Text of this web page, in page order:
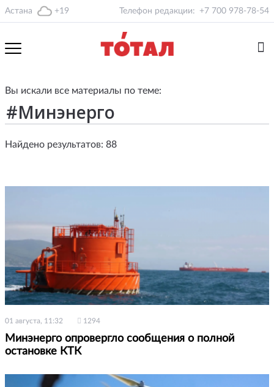
Астана +19 Телефон редакции: +7 700 978-78-54
Вы искали все материалы по теме:
Найдено результатов: 88
01 августа, 11:32 1294
Минэнерго опровергло сообщения о полной
остановке КТК